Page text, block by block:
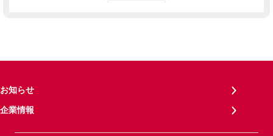
お知らせ
企業情報